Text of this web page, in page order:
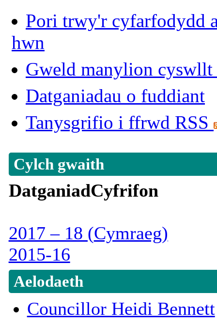
Pori trwy'r cyfarfodydd
hwn
Gweld manylion
Datganiadau o fuddiant
Tanysgrifio i ffrwd RSS
Cylch gwaith
DatganiadCyfrifon
2017 – 18 (Cymraeg)
2015-16
Aelodaeth
Councillor Heidi Bennett